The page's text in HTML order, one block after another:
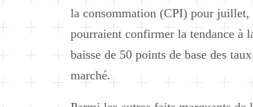
la consommation (CPI) pour juillet,
pourraient confirmer la tendance à
baisse de 50 points de base des
marché.